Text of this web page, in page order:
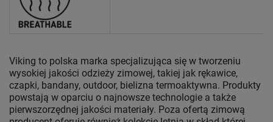
Viking to polska marka specjalizująca się w tworzeniu
wysokiej jakości odzieży zimowej, takiej jak rękawice,
czapki, bandany, outdoor, bielizna termoaktywna. Produkty
powstają w oparciu o najnowsze technologie a także
pierwszorzędnej jakości materiały. Poza ofertą zimową